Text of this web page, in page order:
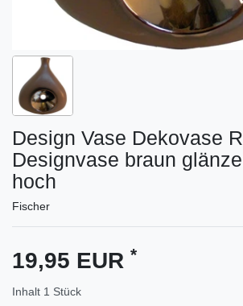
Design Vase Dekovase
Designvase braun
hoch
Fischer
19,95 EUR *
Inhalt 1 Stück